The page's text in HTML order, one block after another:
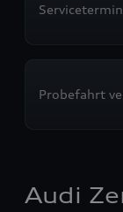
Probefahrt
Audi